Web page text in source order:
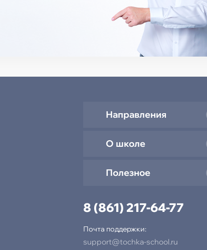
Направления
О школе
Полезное
8 (861) 217-64-77
Почта поддержки:
support@tochka-school.ru